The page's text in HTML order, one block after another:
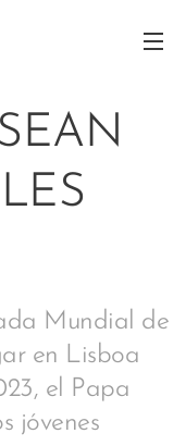
Mundial de
en Lisboa
el Papa
jóvenes